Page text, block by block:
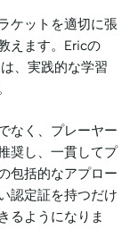
ケットを適切に張
えます。Ericの
、実践的な学習
なく、プレーヤー
奨し、一貫してプ
包括的なアプロー
認定証を持つだけ
るようになりま